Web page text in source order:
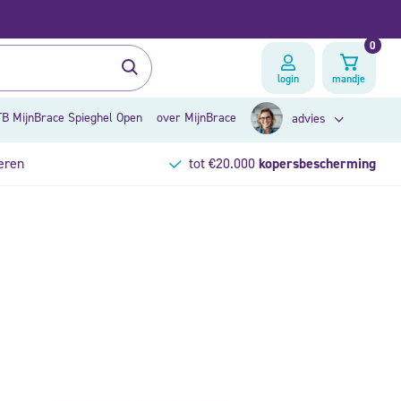
login mandje
0
MijnBrace Spieghel Open over MijnBrace advies
tot €20.000kopersbescherming